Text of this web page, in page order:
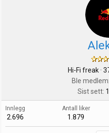
Hi-Fi freak ·
Ble medlem
Sist sett
Innlegg
2.696
Antall liker
1.879